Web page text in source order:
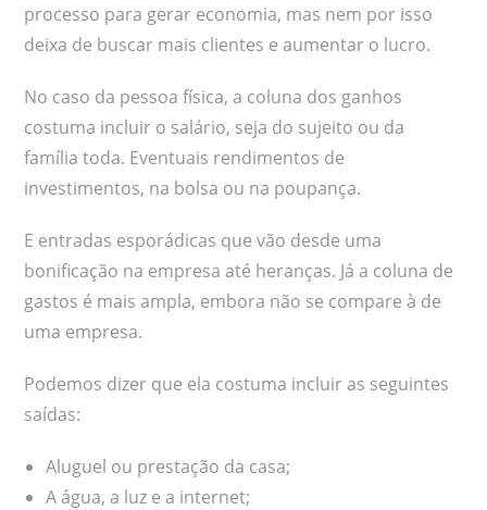
processo para gerar economia, mas nem por isso
deixa de buscar mais clientes e aumentar o lucro.
No caso da pessoa física, a coluna dos ganhos
costuma incluir o salário, seja do sujeito ou da
família toda. Eventuais rendimentos de
investimentos, na bolsa ou na poupança.
E entradas esporádicas que vão desde uma
bonificação na empresa até heranças. Já a coluna de
gastos é mais ampla, embora não se compare à de
uma empresa.
Podemos dizer que ela costuma incluir as seguintes
saídas:
Aluguel ou prestação da casa;
A água, a luz e a internet;